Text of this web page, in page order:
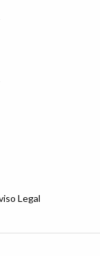
Legal